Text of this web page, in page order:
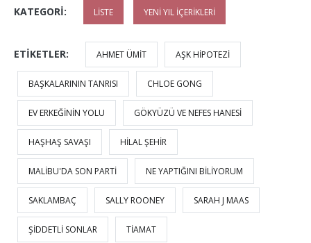
KATEGORI: LISTE YENI YIL İÇERIKLERI
ETIKETLER: AHMET ÜMIT AŞK HIPOTEZI
BAŞKALARININ TANRISI CHLOE GONG
EV ERKEĞININ YOLU GÖKYÜZÜ VE NEFES HANESI
HAŞHAŞ SAVAŞI HILAL ŞEHIR
MALIBU'DA SON PARTI NE YAPTIĞINI BILIYORUM
SAKLAMBAÇ SALLY ROONEY SARAH J MAAS
ŞIDDETLI SONLAR TIAMAT